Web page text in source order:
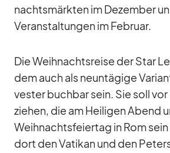
nachts­märk­ten im De­zem­ber
Ver­an­stal­tun­gen im Fe­bruar.
Die Weih­nachts­reise der Star
dem auch als neun­tä­gige
ves­ter buch­bar sein. Sie soll
zie­hen, die am Hei­li­gen Abend
Weih­nachts­fei­er­tag in Rom
dort den Va­ti­kan und den